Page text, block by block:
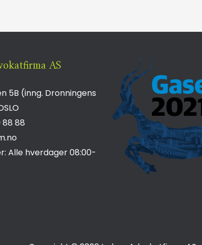
AS
5B (inng. Dronningens
88
Alle hverdager 08:00-